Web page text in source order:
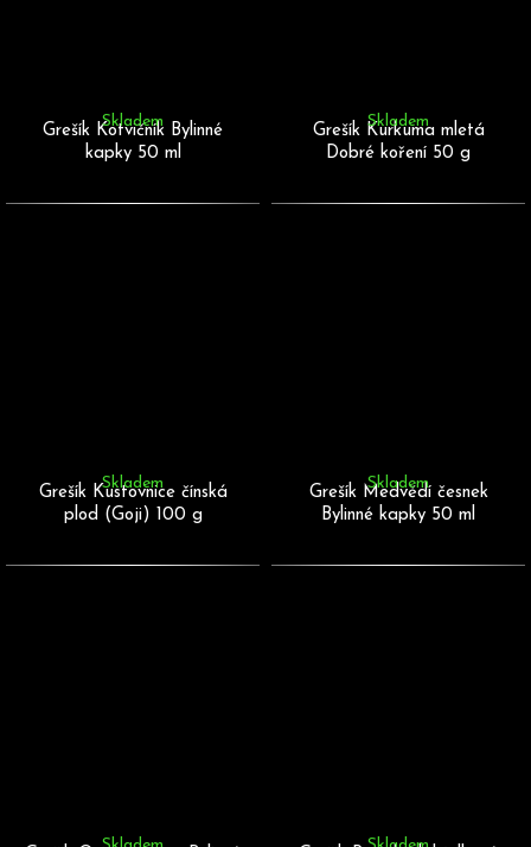
Grešík Kotvičník Bylinné
kapky 50 ml
Skladem
Grešík Kurkuma mletá
Dobré koření 50 g
Skladem
Grešík Kustovnice čínská
plod (Goji) 100 g
Skladem
Grešík Medvědí česnek
Bylinné kapky 50 ml
Skladem